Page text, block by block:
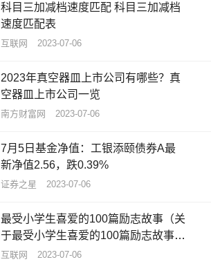
科目三加减档速度匹配 科目三加减档
速度匹配表
互联网 2023-07-06
2023年真空器皿上市公司有哪些？真
空器皿上市公司一览
南方财富网 2023-07-06
7月5日基金净值：工银添颐债券A最
新净值2.56，跌0.39%
证券之星 2023-07-06
最受小学生喜爱的100篇励志故事（关
于最受小学生喜爱的100篇励志故事介
绍）_全球资讯
互联网 2023-07-06